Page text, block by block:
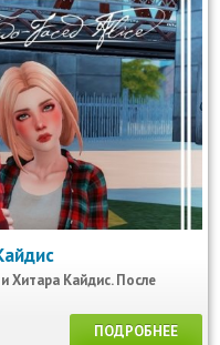
Хитара Кайдис. После
ПОДРОБНЕЕ